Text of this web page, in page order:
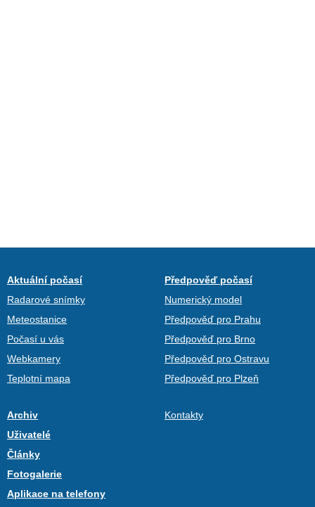
Aktuální počasí
Radarové snímky
Meteostanice
Počasí u vás
Webkamery
Teplotní mapa
Předpověď počasí
Numerický model
Předpověď pro Prahu
Předpověď pro Brno
Předpověď pro Ostravu
Předpověď pro Plzeň
Archiv
Uživatelé
Články
Fotogalerie
Aplikace na telefony
Kontakty